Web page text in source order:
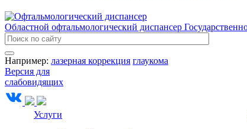
Областной офтальмологический диспансер
Например: лазерная коррекция глаукома
Версия для
слабовидящих
Услуги